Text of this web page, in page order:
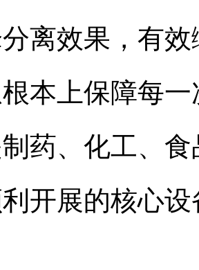
离效果，有
本上保障每
药、化工、
开展的核心设